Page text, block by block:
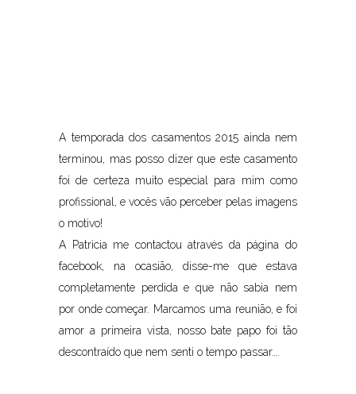
A temporada dos casamentos 2015 ainda nem
terminou, mas posso dizer que este casamento
foi de certeza muito especial para mim como
profissional, e vocês vão perceber pelas imagens
o motivo!
A Patricia me contactou através da página do
facebook, na ocasião, disse-me que estava
completamente perdida e que não sabia nem
por onde começar. Marcamos uma reunião, e foi
amor a primeira vista, nosso bate papo foi tão
descontraído que nem senti o tempo passar….